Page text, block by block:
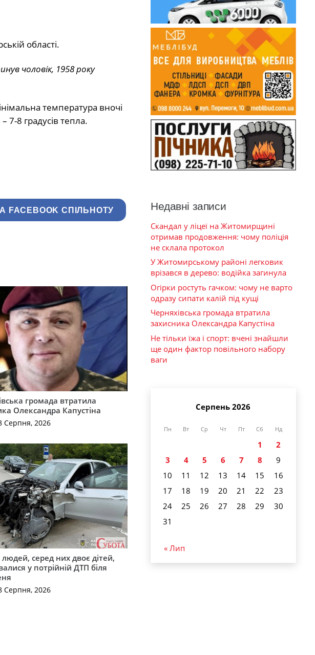
області.
чоловік, 1958 року
температура вночі
7-8 градусів тепла.
FACEBOOK СПІЛЬНОТУ
громада втратила
Олександра Капустіна
Серпня, 2026
серед них двоє дітей,
у потрійній ДТП біля
Серпня, 2026
Недавні записи
Скандал у ліцеї на Житомирщині
отримав продовження: чому поліція
не склала протокол
У Житомирському районі легковик
врізався в дерево: водійка загинула
Огірки ростуть гачком: чому не варто
одразу сипати калій під кущі
Черняхівська громада втратила
захисника Олександра Капустіна
Не тільки їжа і спорт: вчені знайшли
ще один фактор повільного набору
ваги
Серпень 2026
Пн Вт Ср Чт Пт Сб Нд
1
2
3
4 5 6 7 8
9
10
11 12 13 14 15
16
17
18 19 20 21 22
23
24
25 26 27 28 29
30
31
« Лип